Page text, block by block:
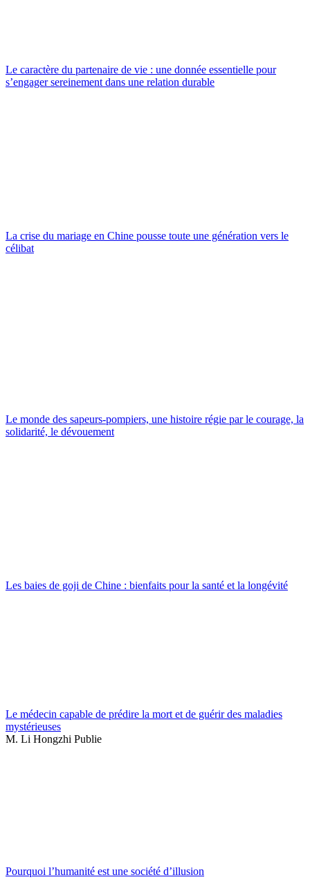
Le caractère du partenaire de vie : une donnée essentielle pour
s’engager sereinement dans une relation durable
La crise du mariage en Chine pousse toute une génération vers le
célibat
Le monde des sapeurs-pompiers, une histoire régie par le courage, la
solidarité, le dévouement
Les baies de goji de Chine : bienfaits pour la santé et la longévité
Le médecin capable de prédire la mort et de guérir des maladies
mystérieuses
M. Li Hongzhi Publie
Pourquoi l’humanité est une société d’illusion